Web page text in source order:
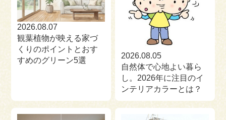
2026.08.07
観葉植物が映える家づ
くりのポイントとおす
すめのグリーン5選
2026.08.05
自然体で心地よい暮ら
し。2026年に注目のイ
ンテリアカラーとは？